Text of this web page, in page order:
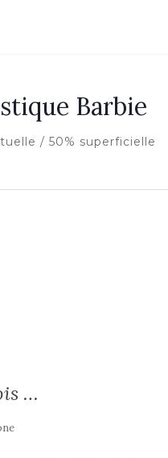
Barbie
/ 50% superficielle
…